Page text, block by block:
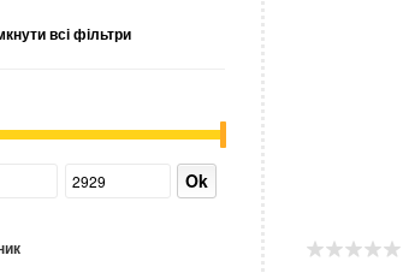
всі фільтри
Ok